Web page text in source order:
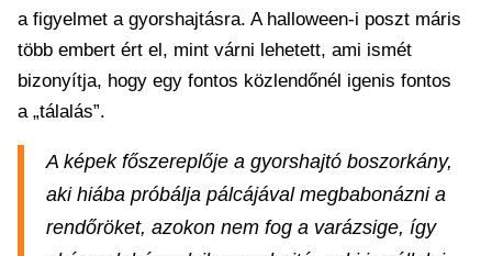
a figyelmet a gyorshajtásra. A halloween-i poszt máris
több embert ért el, mint várni lehetett, ami ismét
bizonyítja, hogy egy fontos közlendőnél igenis fontos
a „tálalás”.
A képek főszereplője a gyorshajtó boszorkány,
aki hiába próbálja pálcájával megbabonázni a
rendőröket, azokon nem fog a varázsige, így